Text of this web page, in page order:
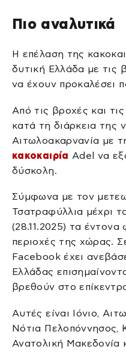
Πιο αναλυτικά
Η επέλαση της
δυτική Ελλάδα με τις
να έχουν προκαλέσει
Από τις βροχές και
κατά τη διάρκεια της
Αιτωλοακαρνανία με
κακοκαιρία Adel να
δύσκολη.
Σύμφωνα με τον
Τσατραφύλλια μέχρι
(28.11.2025) τα
περιοχές της χώρας.
Facebook έχει
Ελλάδας
βρεθούν στο
Αυτές είναι Ιόνιο,
Νότια Πελοπόννησος,
Ανατολική Μακεδονία